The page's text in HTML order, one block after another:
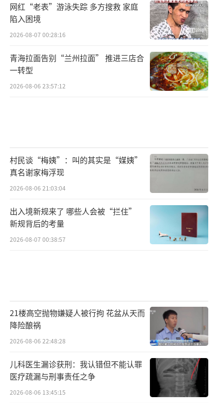
网红“老表”游泳失踪 多方搜救 家庭
陷入困境
2026-08-07 00:28:16
青海拉面告别“兰州拉面” 推进三店合
一转型
2026-08-06 23:57:12
村民谈“梅姨”：叫的其实是“媒姨”
真名谢家梅浮现
2026-08-06 21:03:04
出入境新规来了 哪些人会被“拦住”
新规背后的考量
2026-08-07 00:38:57
21楼高空抛物嫌疑人被行拘 花盆从天而
降险酿祸
2026-08-06 22:48:28
儿科医生漏诊获刑：我认错但不能认罪
医疗疏漏与刑事责任之争
2026-08-06 13:45:15